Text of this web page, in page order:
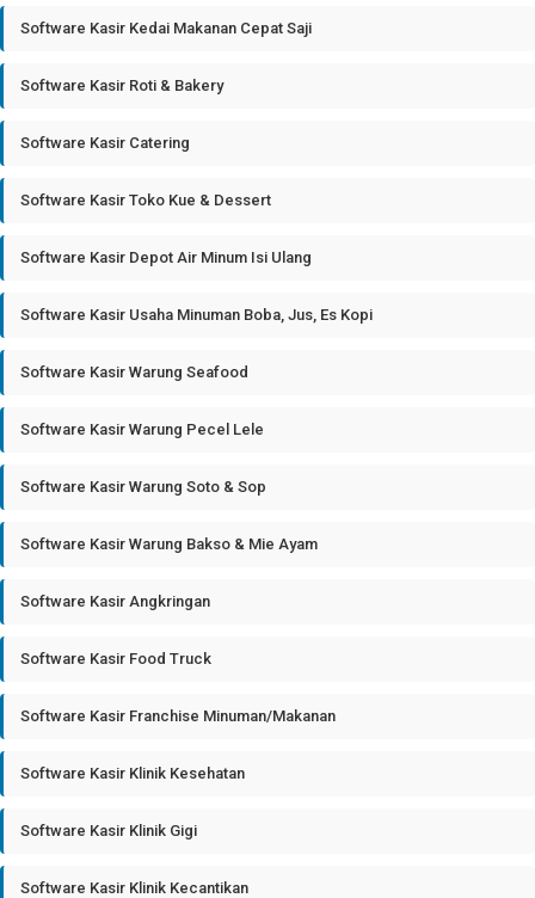
Software Kasir Kedai Makanan Cepat Saji
Software Kasir Roti & Bakery
Software Kasir Catering
Software Kasir Toko Kue & Dessert
Software Kasir Depot Air Minum Isi Ulang
Software Kasir Usaha Minuman Boba, Jus, Es Kopi
Software Kasir Warung Seafood
Software Kasir Warung Pecel Lele
Software Kasir Warung Soto & Sop
Software Kasir Warung Bakso & Mie Ayam
Software Kasir Angkringan
Software Kasir Food Truck
Software Kasir Franchise Minuman/Makanan
Software Kasir Klinik Kesehatan
Software Kasir Klinik Gigi
Software Kasir Klinik Kecantikan